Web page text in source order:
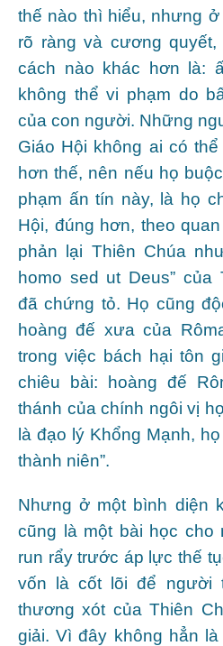
thế nào thì hiểu, nhưng
rõ ràng và cương
cách nào khác hơn là:
không thể vi phạm do
của con người. Những
Giáo Hội không ai có
hơn thế, nên nếu họ
phạm ấn tín này, là họ
Hội, đúng hơn, theo
phản lại Thiên Chúa
homo sed ut Deus” của
đã chứng tỏ. Họ cũng
hoàng đế xưa của
trong việc bách hại tôn
chiêu bài: hoàng đế
thánh của chính ngôi vị
là đạo lý Khổng Mạnh,
thành niên”.
Nhưng ở một bình diện
cũng là một bài học cho
run rẩy trước áp lực thế
vốn là cốt lõi để người
thương xót của Thiên
giải. Vì đây không hẳn